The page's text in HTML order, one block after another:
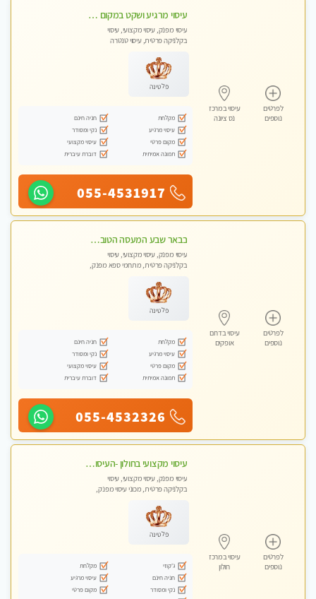
לפרטים
נוספים
עיסוי במרכז
נס ציונה
עיסוי מרגיע ושקט במקום מדהים עיסוי מושקע מאוד בראשון -לציון ללא מין !! פתוח גם בשבת 10:00-23:00
עיסוי מפנק, עיסוי מקצועי, עיסוי
בקלניקה פרטית, עיסוי טנטרה
פלטינה
מקלחת
חניה חינם
עיסוי מרגיע
נקי ומסודר
מקום פרטי
עיסוי מקצועי
תמונה אמיתית
דוברת עיברית
055-4531917
לפרטים
נוספים
עיסוי בדרום
אופקים
בבאר שבע המעסה הטובה בעיר..
עיסוי מפנק, עיסוי מקצועי, עיסוי
בקלניקה פרטית, מתחמי ספא מפנק,
פלטינה
מקלחת
חניה חינם
עיסוי מרגיע
נקי ומסודר
מקום פרטי
עיסוי מקצועי
תמונה אמיתית
דוברת עיברית
055-4532326
לפרטים
נוספים
עיסוי במרכז
חולון
עיסוי מקצועי בחולון -העיסוי הכי טוב בעיר אצלי רוצה לבוא ? תתקשר
עיסוי מפנק, עיסוי מקצועי, עיסוי
בקלניקה פרטית, מכוני עיסוי מפנק,
פלטינה
ג'קוזי
מקלחת
חניה חינם
עיסוי מרגיע
נקי ומסודר
מקום פרטי